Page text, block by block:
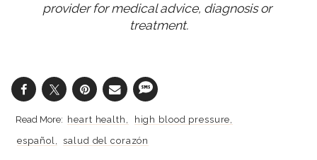
provider for medical advice, diagnosis or
treatment.
heart health
high blood pressure
español
salud del corazón